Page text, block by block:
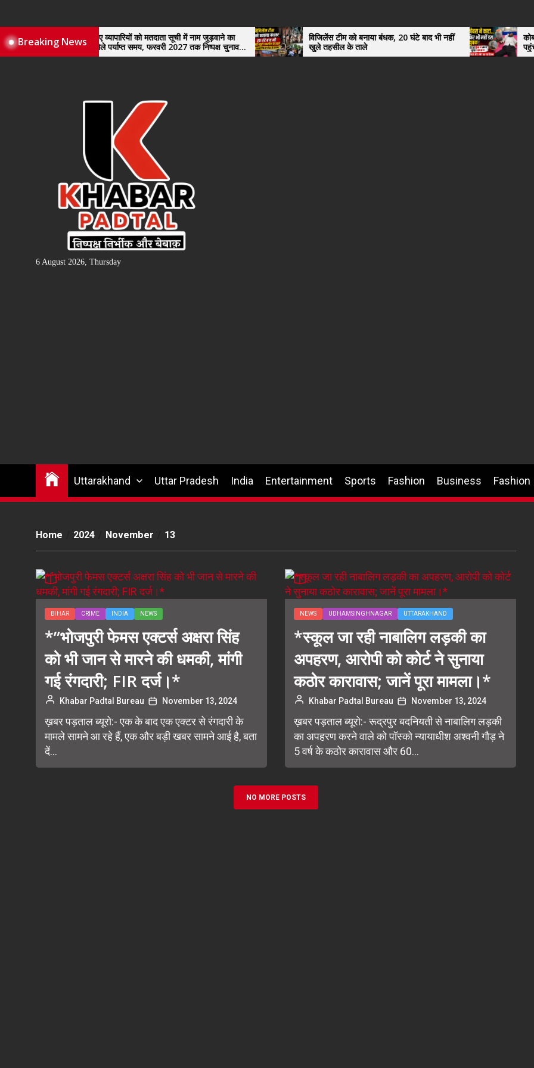
the
content
Breaking Newsनए व्यापारियों को मतदाता सूची में नाम जुड़वाने का
मिले पर्याप्त समय, फरवरी 2027 तक निष्पक्ष चुनाव
कराने की उठाई मांग, सौंपा ज्ञापन।
विजिलेंस टीम को बनाया बंधक, 20 घंटे बाद भी नहीं
खुले तहसील के ताले
कोबरा ने
पहुंचा युवक,
हैरान
6 August 2026, Thursday
Uttarakhand Uttar Pradesh India Entertainment Sports Fashion Business Fashion
Home 2024 November 13
BIHAR CRIME INDIA NEWS
*”भोजपुरी फेमस एक्टर्स अक्षरा सिंह
को भी जान से मारने की धमकी, मांगी
गई रंगदारी; FIR दर्ज।*
Khabar Padtal Bureau November 13, 2024
ख़बर पड़ताल ब्यूरो:- एक के बाद एक एक्टर से रंगदारी के
मामले सामने आ रहे हैं, एक और बड़ी खबर सामने आई है, बता
दें...
NEWS UDHAMSINGHNAGAR UTTARAKHAND
*स्कूल जा रही नाबालिग लड़की का
अपहरण, आरोपी को कोर्ट ने सुनाया
कठोर कारावास; जानें पूरा मामला।*
Khabar Padtal Bureau November 13, 2024
ख़बर पड़ताल ब्यूरो:- रूद्रपुर बदनियती से नाबालिग लड़की
का अपहरण करने वाले को पॉस्को न्यायाधीश अश्वनी गौड़ ने
5 वर्ष के कठोर कारावास और 60...
NO MORE POSTS